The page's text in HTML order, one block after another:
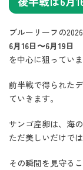
ブルーリーフの
6月16日〜6月19日
を中心に狙っていま
前半戦で得られた
ていきます。
サンゴ産卵は、海
ただ美しいだけで
その瞬間を見守るこ